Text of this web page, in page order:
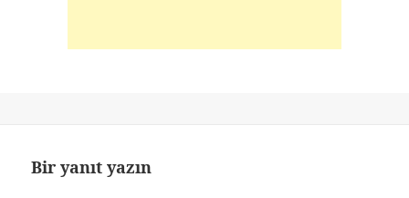
Bir yanıt yazın